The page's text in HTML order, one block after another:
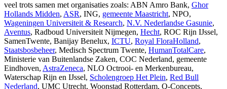
veel trots samen met organisaties zoals: ABN Amro Bank, Ghor
Hollands Midden, ASR, ING, gemeente Maastricht, NPO,
Wageningen Universiteit & Research, N.V. Nederlandse Gasunie,
Aventus, Radboud Universiteit Nijmegen, Hecht, ROC Rijn IJssel,
SamenTwente, Banijay Benelux, ICTU, Royal FloraHolland,
Staatsbosbeheer, Medisch Spectrum Twente, HumanTotalCare,
Ministerie van Buitenlandse Zaken, COC Nederland, gemeente
Eindhoven, AstraZeneca, NLO Octrooi- en Merkenbureau,
Waterschap Rijn en IJssel, Scholengroep Het Plein, Red Bull
Nederland, UMC Utrecht, Woonstad Rotterdam, Q-Concepts,